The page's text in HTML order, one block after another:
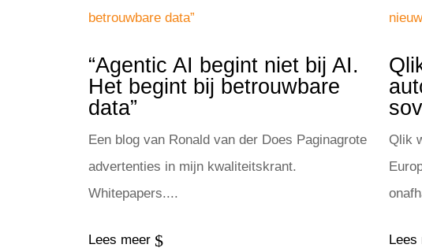
“Agentic AI begint niet bij AI.
Het begint bij betrouwbare
data”
Een blog van Ronald van der Does Paginagrote
advertenties in mijn kwaliteitskrant.
Whitepapers....
Lees meer $
Qlik
Lees